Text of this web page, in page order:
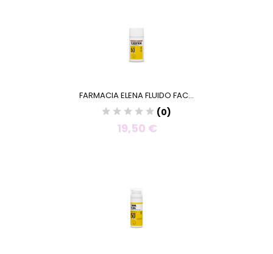
FARMACIA ELENA FLUIDO FAC...
(0)
19,50 €